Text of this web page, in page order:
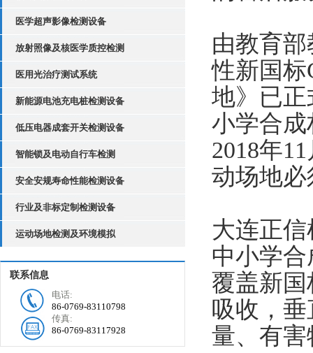
医学超声影像检测设备
放射照像及核医学质控检测
医用光治疗测试系统
新能源电池充电桩检测设备
低压电器成套开关检测设备
智能锁及电动自行车检测
安全安规寿命性能检测设备
行业及非标定制检测设备
运动场地检测及环境模拟
联系信息
电话:
86-0769-83110798
传真:
86-0769-83117928
由教育
性新国标
地》已
小学合
2018年
动场地
大连正信
中小学
覆盖新
吸收，
量、有